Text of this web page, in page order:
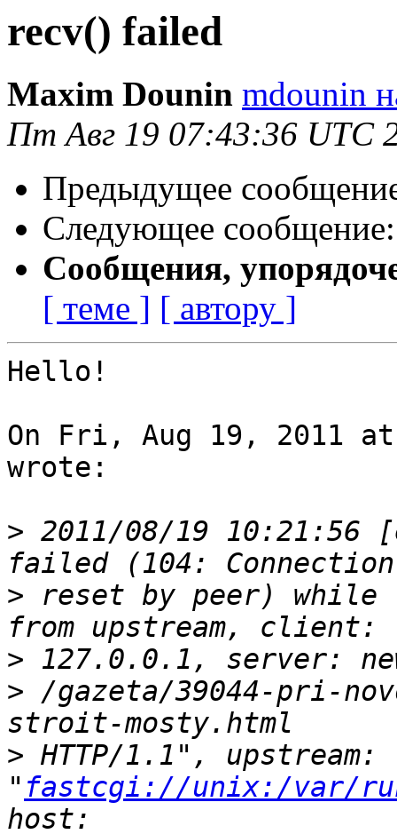
recv() failed
Maxim Dounin mdounin
Пт Авг 19 07:43:36 UTC
Предыдущее
Следующее
Сообщения,
[ теме ] [ автору ]
Hello!
On Fri, Aug 19, 2011
wrote:
> 2011/08/19
> reset by peer) while
>
> /gazeta/39044-pri-
> HTTP/1.1", upstream:
" fastcgi://unix:/var/